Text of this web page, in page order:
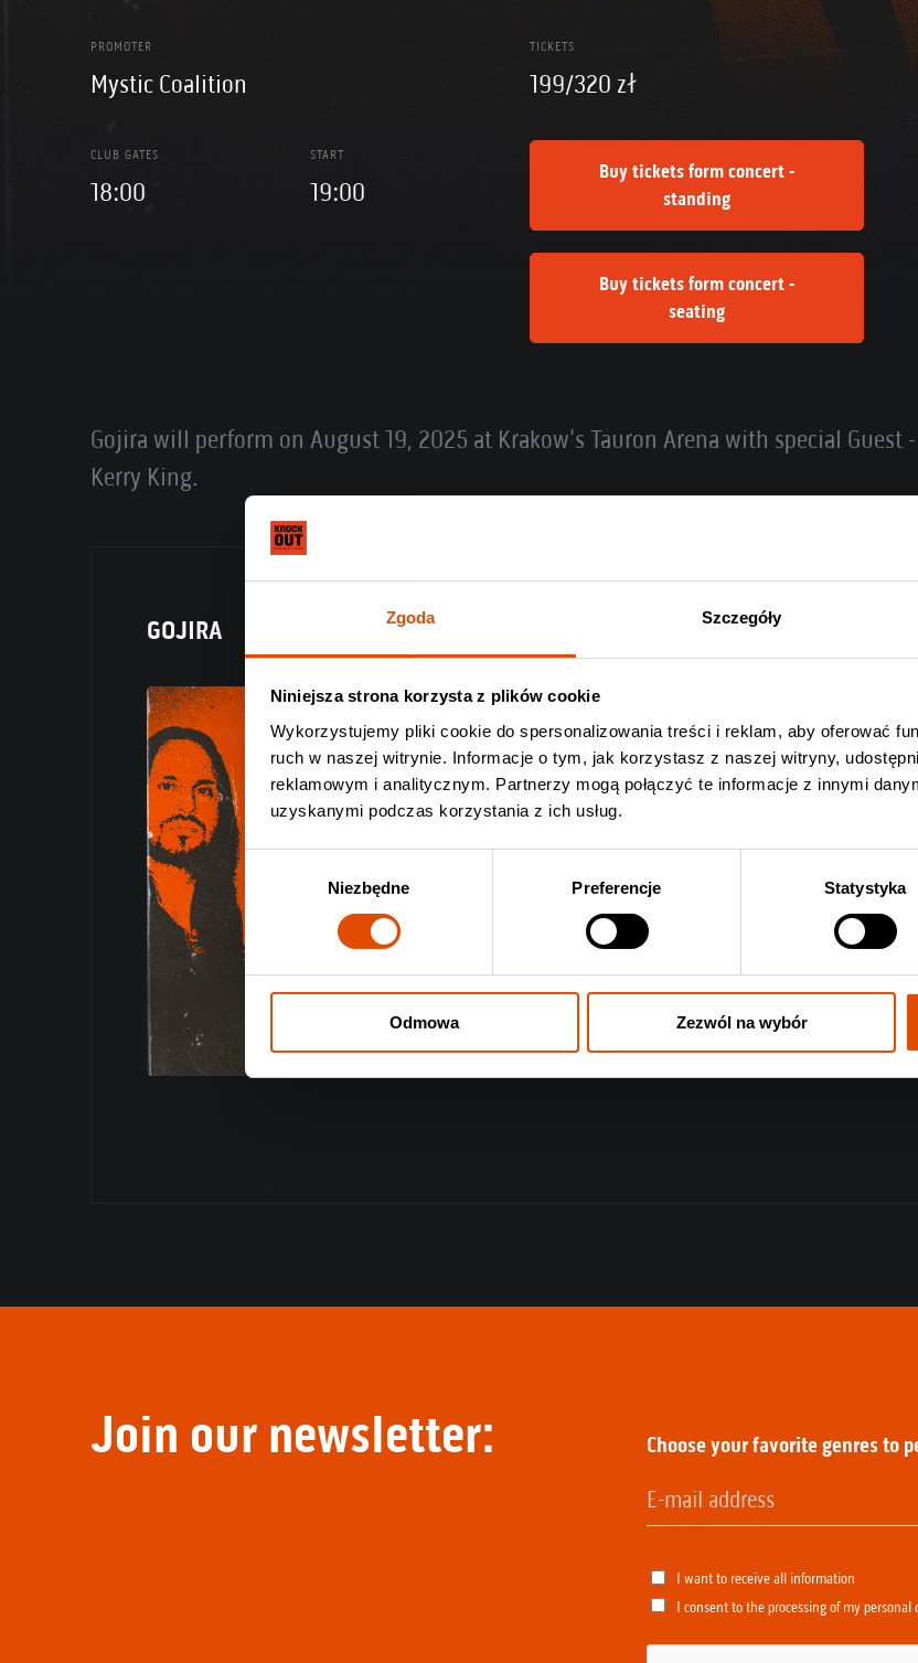
Zgoda Szczegóły
Niniejsza strona korzysta z plików cookie
Wykorzystujemy pliki cookie do spersonalizowania treści i reklam, aby oferować
ruch w naszej witrynie. Informacje o tym, jak korzystasz z naszej witryny,
reklamowym i analitycznym. Partnerzy mogą połączyć te informacje z innymi
uzyskanymi podczas korzystania z ich usług.
Niezbędne Preferencje Statystyka
Odmowa Zezwól na wybór
PROMOTER
Mystic Coalition
TICKETS
199/320 zł
CLUB GATES
18:00
START
19:00
Buy tickets form concert -
standing
Buy tickets form concert -
seating
Gojira will perform on August 19, 2025 at Krakow's Tauron Arena with special Guest -
Kerry King.
GOJIRA
Join our newsletter: Choose your favorite genres to
I want to receive all information
I consent to the processing of my